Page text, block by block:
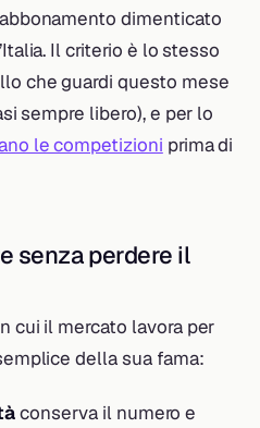
dimenticato
Il criterio è lo stesso
che guardi questo mese
sempre libero), e per lo
le competizioni prima di
senza perdere il
cui il mercato lavora per
della sua fama:
conserva il numero e